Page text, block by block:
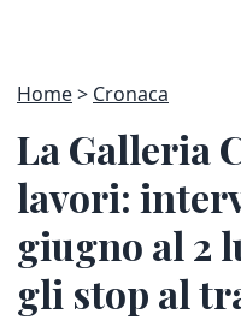
Home Cronaca
La Galleria
lavori:
giugno al 2
gli stop al